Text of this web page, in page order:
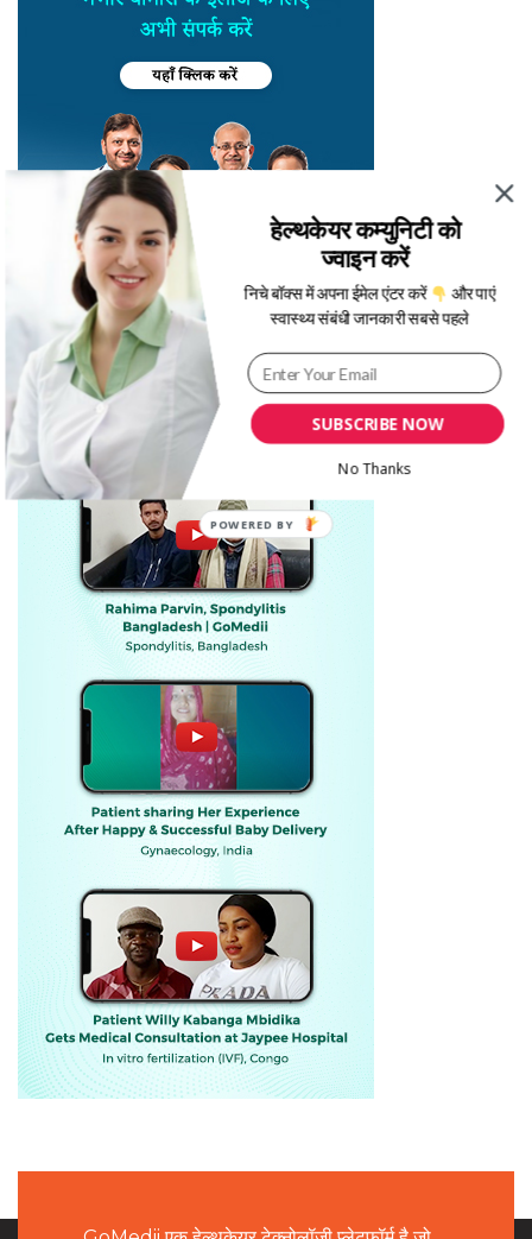
SUBSCRIBE NOW
हेल्थकेयर कम्युनिटी को
ज्वाइन करें
निचे बॉक्स में अपना ईमेल एंटर करें और पाएं
स्वास्थ्य संबंधी जानकारी सबसे पहले
No Thanks
POWERED BY